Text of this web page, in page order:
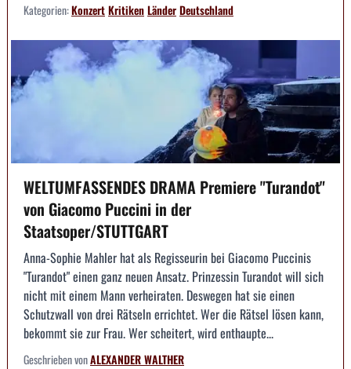
Kategorien:KonzertKritikenLänderDeutschland
WELTUMFASSENDES DRAMA Premiere "Turandot"
von Giacomo Puccini in der
Staatsoper/STUTTGART
Anna-Sophie Mahler hat als Regisseurin bei Giacomo Puccinis
"Turandot" einen ganz neuen Ansatz. Prinzessin Turandot will sich
nicht mit einem Mann verheiraten. Deswegen hat sie einen
Schutzwall von drei Rätseln errichtet. Wer die Rätsel lösen kann,
bekommt sie zur Frau. Wer scheitert, wird enthaupte...
Geschrieben vonALEXANDER WALTHER